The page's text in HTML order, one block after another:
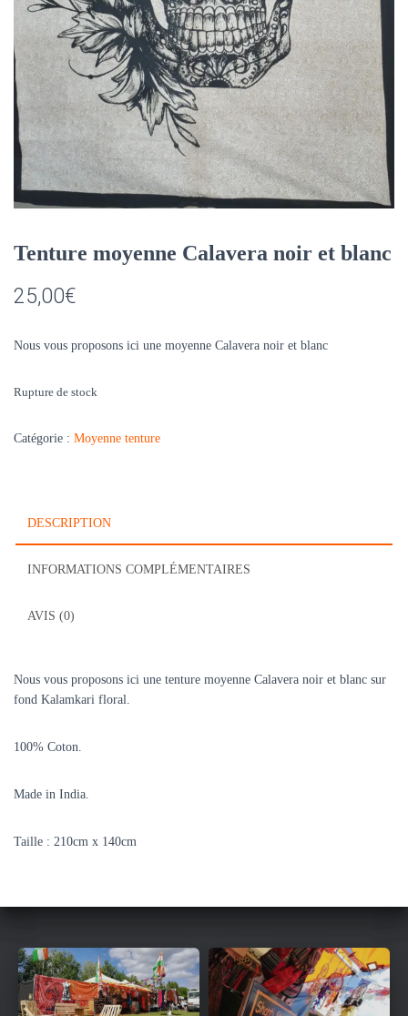
Tenture moyenne Calavera noir et blanc
25,00€
Nous vous proposons ici une moyenne Calavera noir et blanc
Rupture de stock
Catégorie : Moyenne tenture
DESCRIPTION
INFORMATIONS COMPLÉMENTAIRES
AVIS (0)
Nous vous proposons ici une tenture moyenne Calavera noir et blanc sur
fond Kalamkari floral.
100% Coton.
Made in India.
Taille : 210cm x 140cm